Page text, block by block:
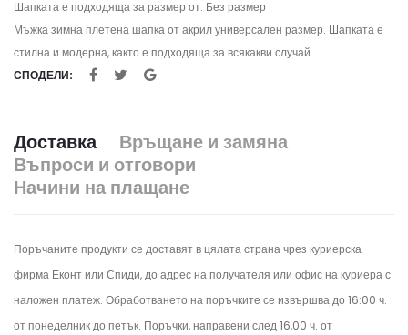
Шапката е подходяща за размер от: Без размер
Мъжка зимна плетена шапка от акрил универсален размер. Шапката е
стилна и модерна, както е подходяща за всякакви случай.
СПОДЕЛИ:
Доставка
Връщане и замяна
Въпроси и отговори
Начини на плащане
Поръчаните продукти се доставят в цялата страна чрез куриерска
фирма Еконт или Спиди, до адрес на получателя или офис на куриера с
наложен платеж. Обработването на поръчките се извършва до 16:00 ч.
от понеделник до петък. Поръчки, направени след 16,00 ч. от